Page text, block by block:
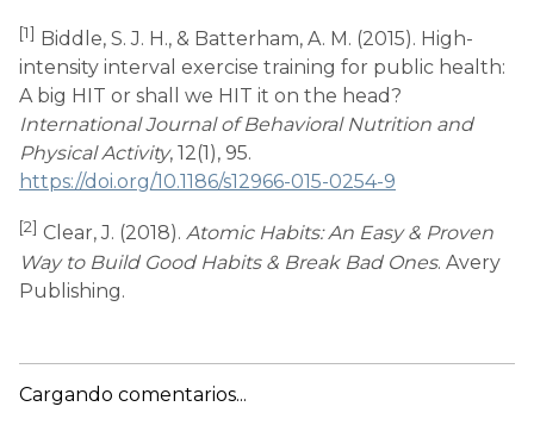
[1] Biddle, S. J. H., & Batterham, A. M. (2015). High-
intensity interval exercise training for public health:
A big HIT or shall we HIT it on the head?
International Journal of Behavioral Nutrition and
Physical Activity, 12(1), 95.
https://doi.org/10.1186/s12966-015-0254-9
[2] Clear, J. (2018). Atomic Habits: An Easy & Proven
Way to Build Good Habits & Break Bad Ones. Avery
Publishing.
Cargando comentarios...